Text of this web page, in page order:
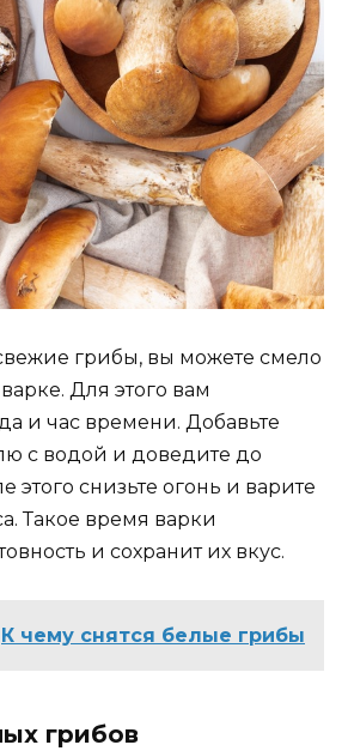
грибы, вы можете смело
Для этого вам
и час времени. Добавьте
с водой и доведите до
этого снизьте огонь и варите
Такое время варки
и сохранит их вкус.
К чему снятся белые грибы
грибов